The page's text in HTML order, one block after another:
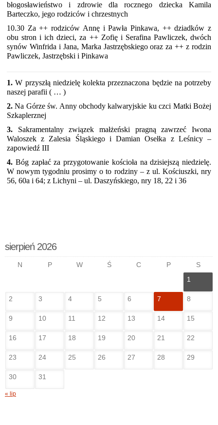
błogosławieństwo i zdrowie dla rocznego dziecka Kamila
Barteczko, jego rodziców i chrzestnych
10.30 Za ++ rodziców Annę i Pawła Pinkawa, ++ dziadków z
obu stron i ich dzieci, za ++ Zofię i Serafina Pawliczek, dwóch
synów Winfrida i Jana, Marka Jastrzębskiego oraz za ++ z rodzin
Pawliczek, Jastrzębski i Pinkawa
1. W przyszłą niedzielę kolekta przeznaczona będzie na potrzeby
naszej parafii ( … )
2. Na Górze św. Anny obchody kalwaryjskie ku czci Matki Bożej
Szkaplerznej
3. Sakramentalny związek małżeński pragną zawrzeć Iwona
Waloszek z Zalesia Śląskiego i Damian Osełka z Leśnicy –
zapowiedź III
4. Bóg zapłać za przygotowanie kościoła na dzisiejszą niedzielę.
W nowym tygodniu prosimy o to rodziny – z ul. Kościuszki, nry
56, 60a i 64; z Lichyni – ul. Daszyńskiego, nry 18, 22 i 36
sierpień 2026
N P W Ś C P
S
1
2 3 4 5 6 7 8
9 10 11 12 13 14 15
16 17 18 19 20 21 22
23 24 25 26 27 28 29
30 31
« lip